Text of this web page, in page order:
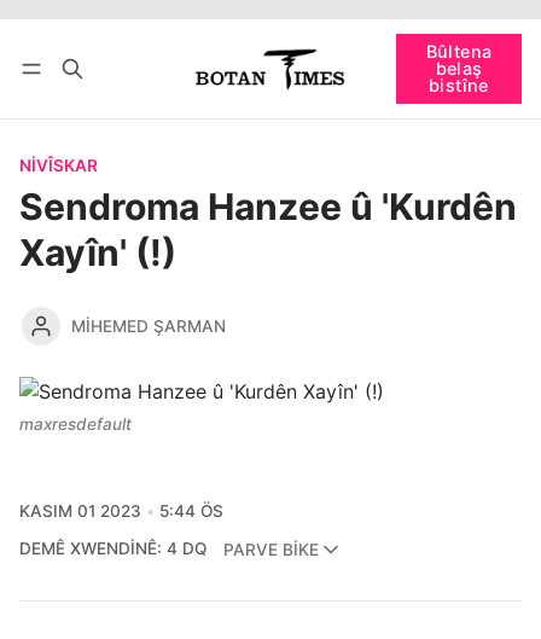
Bûltena
belaş
bistîne
bişopîne
NIVÎSKAR
Sendroma Hanzee û 'Kurdên
Xayîn' (!)
MIHEMED ŞARMAN
maxresdefault
KASIM 01 2023
5:44 ÖS
DEMÊ XWENDINÊ: 4 DQ
PARVE BIKE